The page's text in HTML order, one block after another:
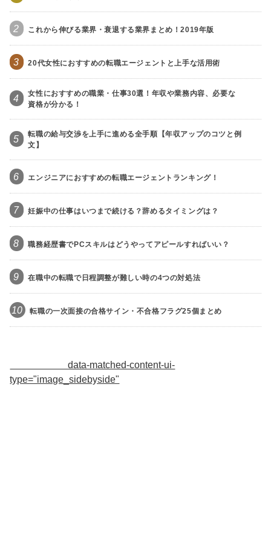
2 これから伸びる業界・衰退する業界まとめ！2019年版
3 20代女性におすすめの転職エージェントと上手な活用術
4
女性におすすめの職業・仕事30選！年収や業務内容、必要な
資格が分かる！
5
転職の給与交渉を上手に進める全手順【年収アップのコツと例
文】
6 エンジニアにおすすめの転職エージェントランキング！
7 妊娠中の仕事はいつまで続ける？辞めるタイミングは？
8 職務経歴書でPCスキルはどうやってアピールすればいい？
9 在職中の転職で日程調整が難しい時の4つの対処法
10 転職の一次面接の合格サイン・不合格フラグ25個まとめ
data-matched-content-ui-
type="image_sidebyside"